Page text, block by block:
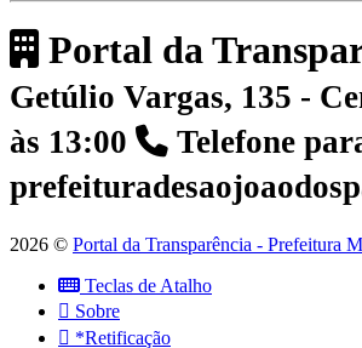
Portal da
Getúlio Vargas, 135 -
às 13:00
Telefone
2026 © Portal da Transparência - Prefeitura
Teclas de Atalho
Sobre
*Retificação